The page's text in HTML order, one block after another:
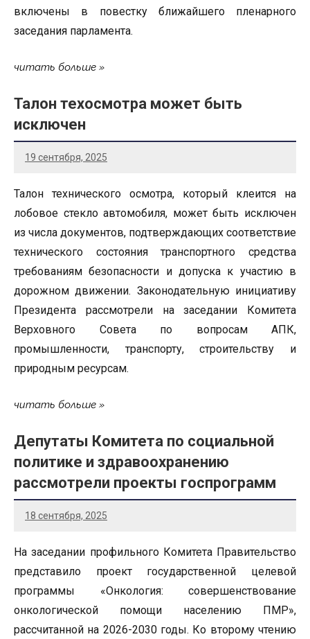
включены в повестку ближайшего пленарного
заседания парламента.
читать больше
Талон техосмотра может быть
исключен
19 сентября, 2025
Талон технического осмотра, который клеится на
лобовое стекло автомобиля, может быть исключен
из числа документов, подтверждающих соответствие
технического состояния транспортного средства
требованиям безопасности и допуска к участию в
дорожном движении. Законодательную инициативу
Президента рассмотрели на заседании Комитета
Верховного Совета по вопросам АПК,
промышленности, транспорту, строительству и
природным ресурсам.
читать больше
Депутаты Комитета по социальной
политике и здравоохранению
рассмотрели проекты госпрограмм
18 сентября, 2025
На заседании профильного Комитета Правительство
представило проект государственной целевой
программы «Онкология: совершенствование
онкологической помощи населению ПМР»,
рассчитанной на 2026-2030 годы. Ко второму чтению